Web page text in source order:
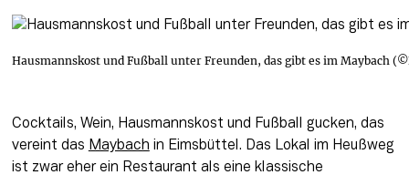
Hausmannskost und Fußball unter Freunden, das gibt es im Maybach
Cocktails, Wein, Hausmannskost und Fußball gucken, das
vereint das Maybach in Eimsbüttel. Das Lokal im Heußweg
ist zwar eher ein Restaurant als eine klassische